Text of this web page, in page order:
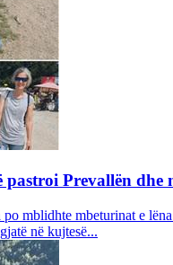
Prevallën dhe
mblidhte mbeturinat e
në kujtesë...